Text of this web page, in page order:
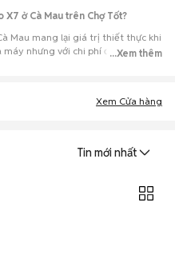
ở Cà Mau trên Chợ Tốt?
Mau mang lại giá trị thiết thực khi
máy nhưng với chi phí đầu tư thấp
keng đến máy chỉ cần hoạt động
máy không có lỗi phát sinh.
thể chốt giao dịch ngay trong
...Xem thêm
Xem Cửa hàng
Tin mới nhất